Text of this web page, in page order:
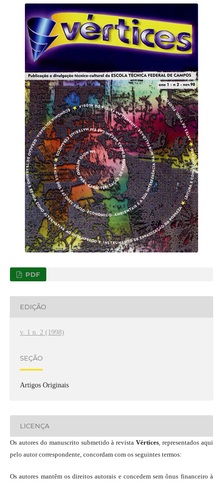
PDF
EDIÇÃO
v. 1 n. 2 (1998)
SEÇÃO
Artigos Originais
LICENÇA
Os autores do manuscrito submetido à revistaVértices , representados aqui
pelo autor correspondente, concordam com os seguintes termos:
Os autores mantêm os direitos autorais e concedem sem ônus financeiro à